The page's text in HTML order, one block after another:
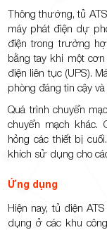
Thông thường, tủ
máy phát điện dự
điện trong trường
bằng tay khi một
điện liên tục (UPS).
phòng đáng tin cậy
Quá trình chuyển
chuyển mạch khác.
hỏng các thiết bị
khích sử dụng cho
Ứng dụng
Hiện nay, tủ điện
dụng ở các khu